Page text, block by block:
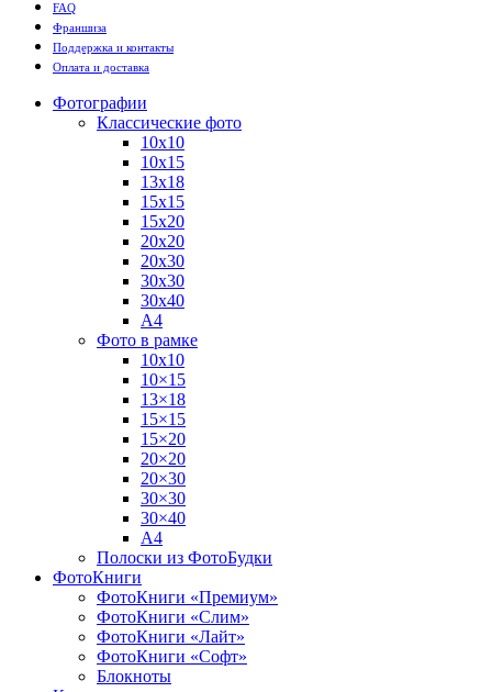
FAQ
Франшиза
Поддержка и контакты
Оплата и доставка
Фотографии
Классические фото
10х10
10х15
13х18
15х15
15х20
20х20
20х30
30х30
30х40
А4
Фото в рамке
10х10
10×15
13×18
15×15
15×20
20×20
20×30
30×30
30×40
A4
Полоски из ФотоБудки
ФотоКниги
ФотоКниги «Премиум»
ФотоКниги «Слим»
ФотоКниги «Лайт»
ФотоКниги «Софт»
Блокноты